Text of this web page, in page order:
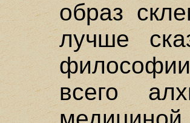
образ
лучше
всего